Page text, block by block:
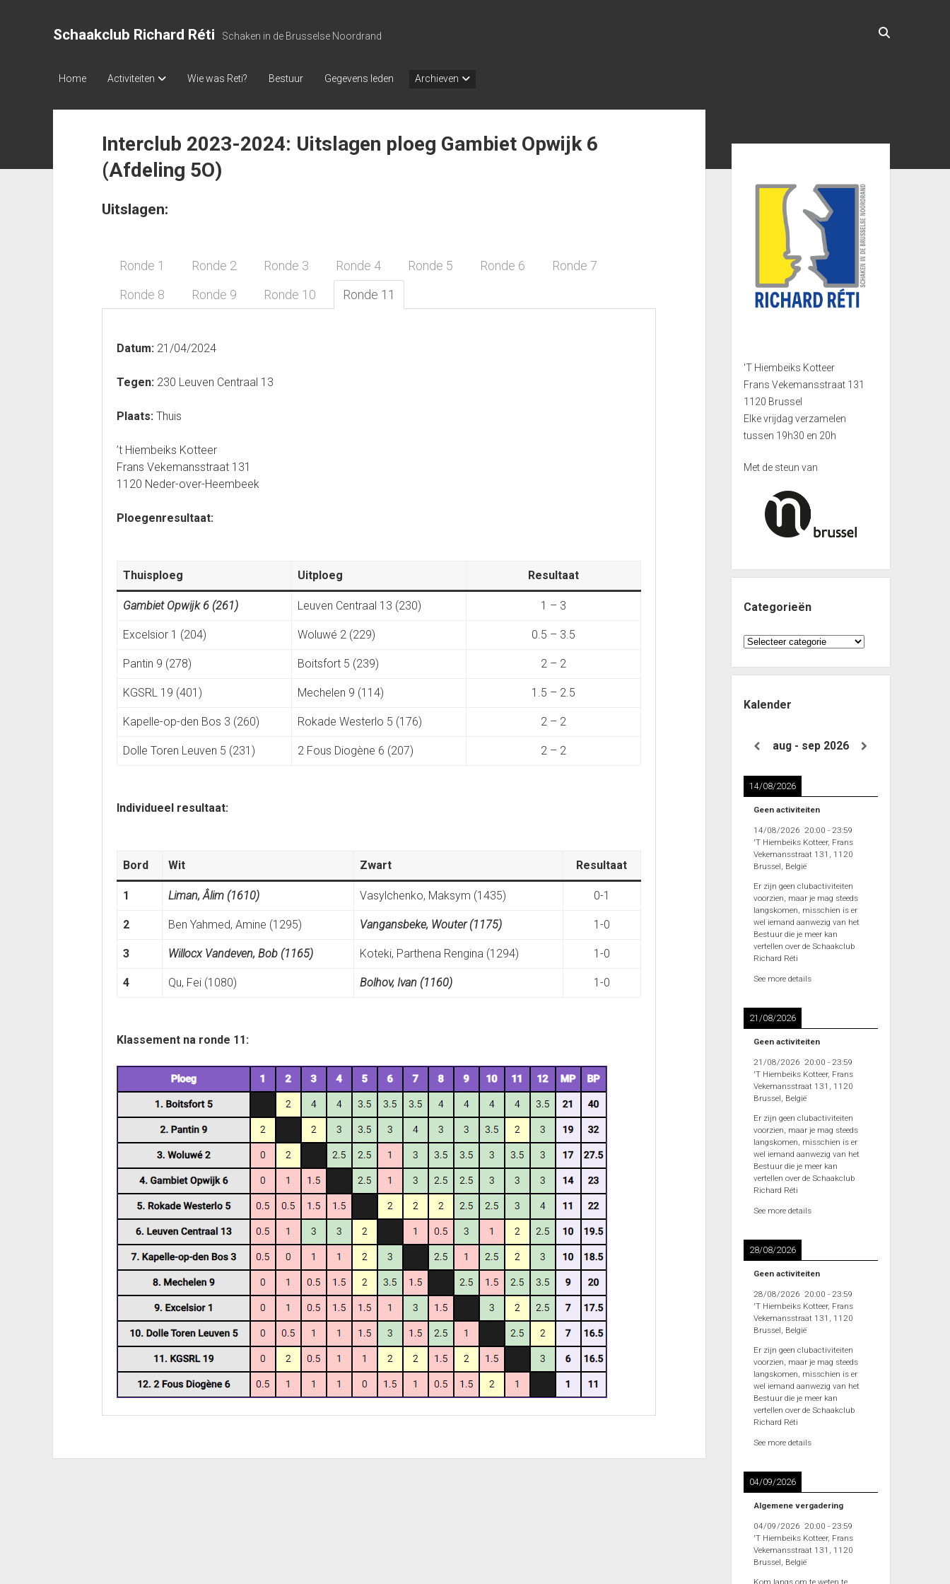
Schaakclub Richard Réti Schaken in de Brusselse Noordrand
Home Activiteiten Wie was Reti? Bestuur Gegevens leden Archieven
Interclub 2023-2024: Uitslagen ploeg Gambiet Opwijk 6
(Afdeling 5O)
Uitslagen:
Ronde 1 Ronde 2 Ronde 3 Ronde 4 Ronde 5 Ronde 6
Ronde 7
Ronde 8
Ronde 9 Ronde 10 Ronde 11
Datum:21/04/2024
Tegen:230 Leuven Centraal 13
Plaats: Thuis
’t Hiembeiks Kotteer
Frans Vekemansstraat 131
1120 Neder-over-Heembeek
Ploegenresultaat:
Thuisploeg Uitploeg Resultaat
Gambiet Opwijk 6 (261) Leuven Centraal 13 (230) 1 – 3
Excelsior 1 (204) Woluwé 2 (229) 0.5 – 3.5
Pantin 9 (278) Boitsfort 5 (239) 2 – 2
KGSRL 19 (401) Mechelen 9 (114) 1.5 – 2.5
Kapelle-op-den Bos 3 (260) Rokade Westerlo 5 (176) 2 – 2
Dolle Toren Leuven 5 (231) 2 Fous Diogène 6 (207) 2 – 2
Individueel resultaat:
Bord Wit Zwart Resultaat
1 Liman, Âlim (1610) Vasylchenko, Maksym (1435) 0-1
2 Ben Yahmed, Amine (1295) Vangansbeke, Wouter (1175) 1-0
3 Willocx Vandeven, Bob (1165) Koteki, Parthena Rengina (1294) 1-0
4 Qu, Fei (1080) Bolhov, Ivan (1160) 1-0
Klassement na ronde 11:
'T Hiembeiks Kotteer
Frans Vekemansstraat 131
1120 Brussel
Elke vrijdag verzamelen
tussen 19h30 en 20h
Met de steun van
Categorieën
Categorieën
Kalender
aug - sep 2026
14/08/2026
Geen activiteiten
14/08/2026 20:00 - 23:59
'T Hiembeiks Kotteer, Frans
Vekemansstraat 131, 1120
Brussel, België
Er zijn geen clubactiviteiten
voorzien, maar je mag steeds
langskomen, misschien is er
wel iemand aanwezig van het
Bestuur die je meer kan
vertellen over de Schaakclub
Richard Réti
See more details
21/08/2026
Geen activiteiten
21/08/2026 20:00 - 23:59
'T Hiembeiks Kotteer, Frans
Vekemansstraat 131, 1120
Brussel, België
Er zijn geen clubactiviteiten
voorzien, maar je mag steeds
langskomen, misschien is er
wel iemand aanwezig van het
Bestuur die je meer kan
vertellen over de Schaakclub
Richard Réti
See more details
28/08/2026
Geen activiteiten
28/08/2026 20:00 - 23:59
'T Hiembeiks Kotteer, Frans
Vekemansstraat 131, 1120
Brussel, België
Er zijn geen clubactiviteiten
voorzien, maar je mag steeds
langskomen, misschien is er
wel iemand aanwezig van het
Bestuur die je meer kan
vertellen over de Schaakclub
Richard Réti
See more details
04/09/2026
Algemene vergadering
04/09/2026 20:00 - 23:59
'T Hiembeiks Kotteer, Frans
Vekemansstraat 131, 1120
Brussel, België